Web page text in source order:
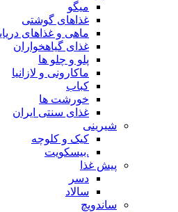
میگو
غذاهای گوشتی
ماهی و غذاهای دریایی
غذای گیاهخواران
پلو و چلو ها
ماکارونی و لازانیا
کباب
خورشت ها
غذای سنتی ایران
شیرینی
کیک و کلوچه
.بیسکویت
پیش غذا
دسر
سالاد
ساندویچ